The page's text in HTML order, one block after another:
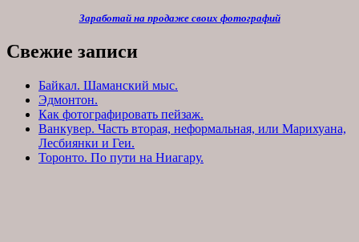
Заработай на продаже своих фотографий
Свежие записи
Байкал. Шаманский мыс.
Эдмонтон.
Как фотографировать пейзаж.
Ванкувер. Часть вторая, неформальная, или Марихуана,
Лесбиянки и Геи.
Торонто. По пути на Ниагару.